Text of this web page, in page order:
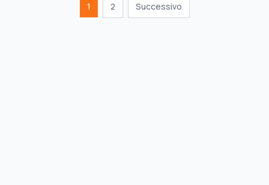
1 2 Successivo